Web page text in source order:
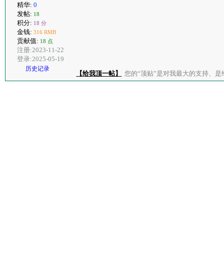
精华: 0
发帖: 18
积分: 18 分
金钱: 316 RMB
贡献值: 18 点
注册:2023-11-22
登录:2025-05-19
历史记录
【给我顶一帖】 您的“顶贴”是对我最大的支持、